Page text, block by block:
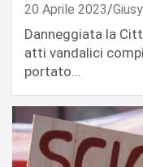
20 Aprile 2023 Giusy
Danneggiata la
atti vandalici
portato…